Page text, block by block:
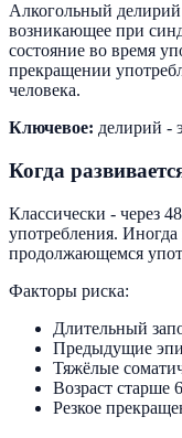
Алкогольный
возникающее при
состояние во время
прекращении
человека.
Ключевое: делирий -
Когда
Классически - через
употребления.
продолжающемся
Факторы риска:
Длительный
Предыдущие
Тяжёлые
Возраст старше
Резкое